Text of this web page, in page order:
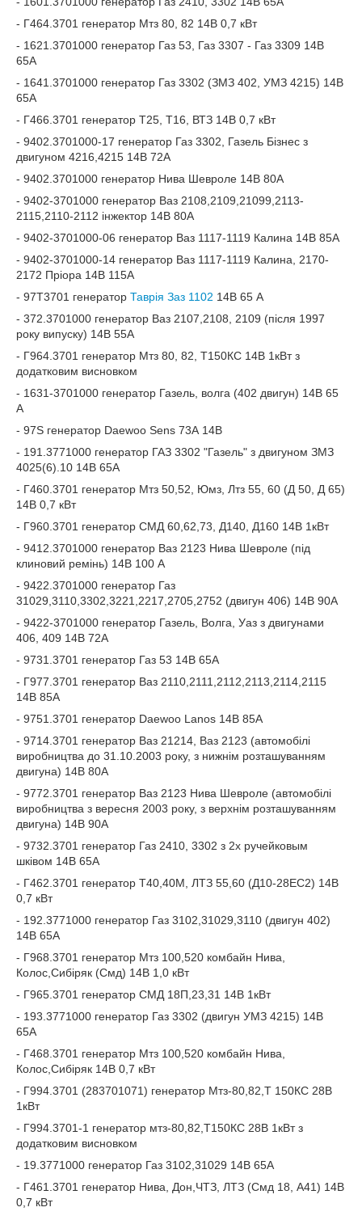
- Г464.3701 генератор Мтз 80, 82 14В 0,7 кВт
- 1621.3701000 генератор Газ 53, Газ 3307 - Газ 3309 14В
65А
- 1641.3701000 генератор Газ 3302 (ЗМЗ 402, УМЗ 4215) 14В
65А
- Г466.3701 генератор Т25, Т16, ВТЗ 14В 0,7 кВт
- 9402.3701000-17 генератор Газ 3302, Газель Бізнес з
двигуном 4216,4215 14В 72А
- 9402.3701000 генератор Нива Шевроле 14В 80А
- 9402-3701000 генератор Ваз 2108,2109,21099,2113-
2115,2110-2112 інжектор 14В 80А
- 9402-3701000-06 генератор Ваз 1117-1119 Калина 14В 85А
- 9402-3701000-14 генератор Ваз 1117-1119 Калина, 2170-
2172 Пріора 14В 115А
- 97Т3701 генератор Таврія Заз 1102 14В 65 А
- 372.3701000 генератор Ваз 2107,2108, 2109 (після 1997
року випуску) 14В 55А
- Г964.3701 генератор Мтз 80, 82, Т150КС 14В 1кВт з
додатковим висновком
- 1631-3701000 генератор Газель, волга (402 двигун) 14В 65
А
- 97S генератор Daewoo Sens 73А 14В
- 191.3771000 генератор ГАЗ 3302 "Газель" з двигуном ЗМЗ
4025(6).10 14В 65А
- Г460.3701 генератор Мтз 50,52, Юмз, Лтз 55, 60 (Д 50, Д 65)
14В 0,7 кВт
- Г960.3701 генератор СМД 60,62,73, Д140, Д160 14В 1кВт
- 9412.3701000 генератор Ваз 2123 Нива Шевроле (під
клиновий ремінь) 14В 100 А
- 9422.3701000 генератор Газ
31029,3110,3302,3221,2217,2705,2752 (двигун 406) 14В 90А
- 9422-3701000 генератор Газель, Волга, Уаз з двигунами
406, 409 14В 72А
- 9731.3701 генератор Газ 53 14В 65А
- Г977.3701 генератор Ваз 2110,2111,2112,2113,2114,2115
14В 85А
- 9751.3701 генератор Daewoo Lanos 14В 85А
- 9714.3701 генератор Ваз 21214, Ваз 2123 (автомобілі
виробництва до 31.10.2003 року, з нижнім розташуванням
двигуна) 14В 80А
- 9772.3701 генератор Ваз 2123 Нива Шевроле (автомобілі
виробництва з вересня 2003 року, з верхнім розташуванням
двигуна) 14В 90А
- 9732.3701 генератор Газ 2410, 3302 з 2х ручейковым
шківом 14В 65А
- Г462.3701 генератор Т40,40М, ЛТЗ 55,60 (Д10-28ЕС2) 14В
0,7 кВт
- 192.3771000 генератор Газ 3102,31029,3110 (двигун 402)
14В 65А
- Г968.3701 генератор Мтз 100,520 комбайн Нива,
Колос,Сибіряк (Смд) 14В 1,0 кВт
- Г965.3701 генератор СМД 18П,23,31 14В 1кВт
- 193.3771000 генератор Газ 3302 (двигун УМЗ 4215) 14В
65А
- Г468.3701 генератор Мтз 100,520 комбайн Нива,
Колос,Сибіряк 14В 0,7 кВт
- Г994.3701 (283701071) генератор Мтз-80,82,Т 150КС 28В
1кВт
- Г994.3701-1 генератор мтз-80,82,Т150КС 28В 1кВт з
додатковим висновком
- 19.3771000 генератор Газ 3102,31029 14В 65А
- Г461.3701 генератор Нива, Дон,ЧТЗ, ЛТЗ (Смд 18, А41) 14В
0,7 кВт